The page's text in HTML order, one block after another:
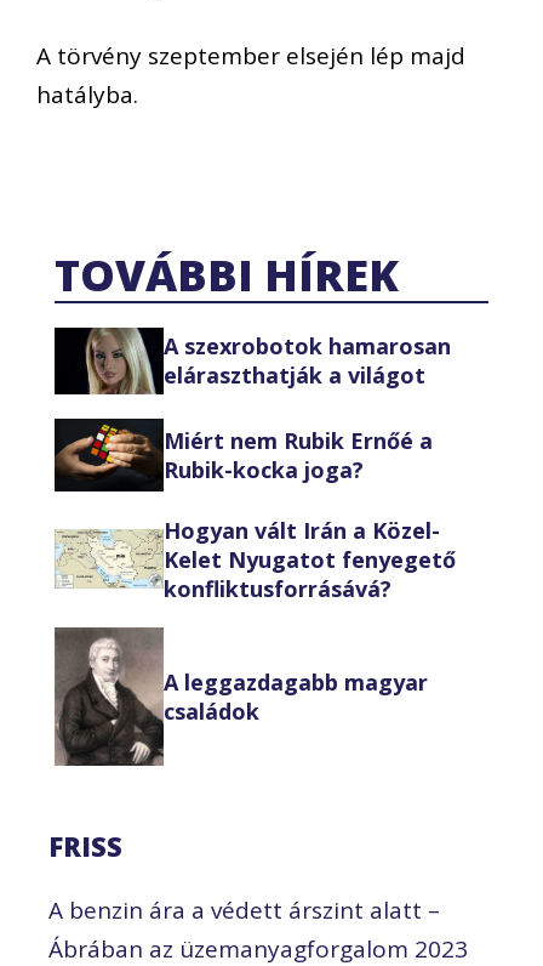
A törvény szeptember elsején lép majd
hatályba.
TOVÁBBI HÍREK
A szexrobotok hamarosan
eláraszthatják a világot
Miért nem Rubik Ernőé a
Rubik-kocka joga?
Hogyan vált Irán a Közel-
Kelet Nyugatot fenyegető
konfliktusforrásává?
A leggazdagabb magyar
családok
FRISS
A benzin ára a védett árszint alatt –
Ábrában az üzemanyagforgalom 2023